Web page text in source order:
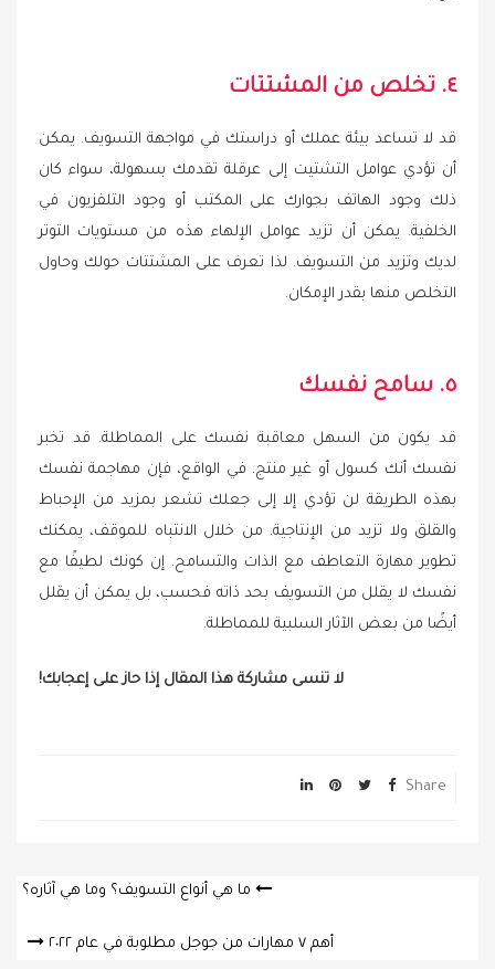
٤. تخلص من المشتتات
قد لا تساعد بيئة عملك أو دراستك في مواجهة التسويف. يمكن
أن تؤدي عوامل التشتيت إلى عرقلة تقدمك بسهولة، سواء كان
ذلك وجود الهاتف بجوارك على المكتب أو وجود التلفزيون في
الخلفية. يمكن أن تزيد عوامل الإلهاء هذه من مستويات التوتر
لديك وتزيد من التسويف. لذا تعرف على المشتتات حولك وحاول
التخلص منها بقدر الإمكان.
٥. سامح نفسك
قد يكون من السهل معاقبة نفسك على المماطلة. قد تخبر
نفسك أنك كسول أو غير منتج. في الواقع، فإن مهاجمة نفسك
بهذه الطريقة لن تؤدي إلا إلى جعلك تشعر بمزيد من الإحباط
والقلق ولا تزيد من الإنتاجية. من خلال الانتباه للموقف، يمكنك
تطوير مهارة التعاطف مع الذات والتسامح. إن كونك لطيفًا مع
نفسك لا يقلل من التسويف بحد ذاته فحسب، بل يمكن أن يقلل
أيضًا من بعض الآثار السلبية للمماطلة.
لا تنسى مشاركة هذا المقال إذا حاز على إعجابك!
Share
ما هي أنواع التسويف؟ وما هي آثاره؟
أهم ٧ مهارات من جوجل مطلوبة في عام ٢٠٢٢